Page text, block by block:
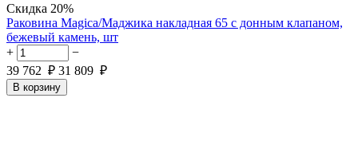
Скидка 20%
Раковина Magica/Маджика накладная 65 с донным клапаном,
бежевый камень, шт
+
−
39 762 ₽ 31 809 ₽
В корзину